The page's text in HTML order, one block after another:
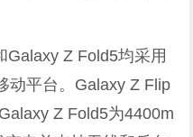
Galaxy Z Fold5均采用
动平台。Galaxy Z Flip
Z Fold5为4400m